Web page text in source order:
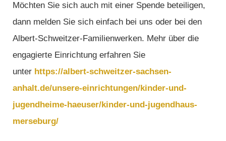
Möchten Sie sich auch mit einer Spende beteiligen,
dann melden Sie sich einfach bei uns oder bei den
Albert-Schweitzer-Familienwerken. Mehr über die
engagierte Einrichtung erfahren Sie
unter https://albert-schweitzer-sachsen-
anhalt.de/unsere-einrichtungen/kinder-und-
jugendheime-haeuser/kinder-und-jugendhaus-
merseburg/